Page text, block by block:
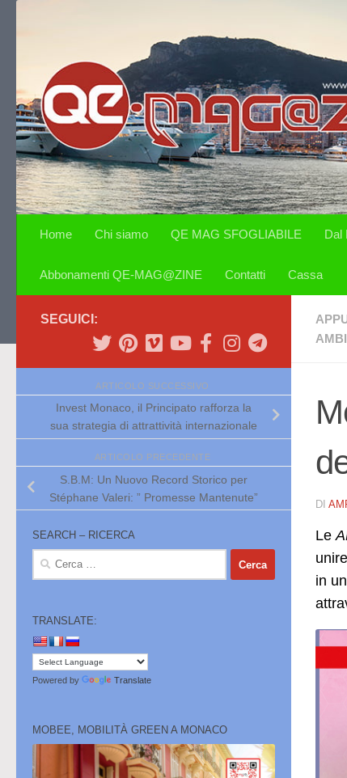
Home Chi siamo QE MAG SFOGLIABILE Dal
Abbonamenti QE-MAG@ZINE Contatti Cassa
DI
Le
in
SEGUICI:
ARTICOLO SUCCESSIVO
Invest Monaco, il Principato rafforza la
sua strategia di attrattività internazionale
ARTICOLO PRECEDENTE
S.B.M: Un Nuovo Record Storico per
Stéphane Valeri: ” Promesse Mantenute”
SEARCH – RICERCA
Ricerca
TRANSLATE:
Powered by Translate
MOBEE, MOBILITÀ GREEN A MONACO